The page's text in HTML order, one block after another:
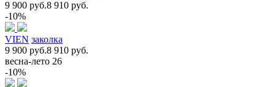
9 900 руб.8 910 руб.
-10%
VIEN заколка
9 900 руб.8 910 руб.
весна-лето 26
-10%